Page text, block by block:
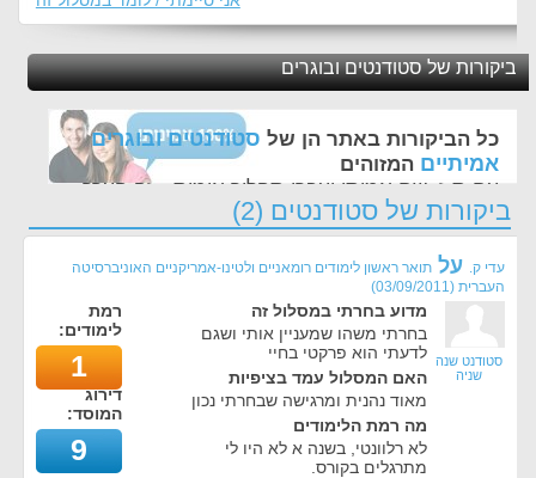
ביקורות של סטודנטים ובוגרים
כל הביקורות באתר הן של סטודנטים ובוגרים
אמיתיים המזוהים
עם ת.ז, שם אמיתי ועברו תהליך אימות - זה הערך
החשוב לנו ביותר באתר
ביקורות של סטודנטים (2)
עדי ק. על תואר ראשון לימודים רומאניים ולטינו-אמריקניים האוניברסיטה
העברית (
03/09/2011
)
סטודנט שנה
שניה
מדוע בחרתי במסלול זה
בחרתי משהו שמעניין אותי ושגם
לדעתי הוא פרקטי בחיי
האם המסלול עמד בציפיות
מאוד נהנית ומרגישה שבחרתי נכון
מה רמת הלימודים
לא רלוונטי, בשנה א לא היו לי
מתרגלים בקורס.
רמת
לימודים:
1
דירוג
המוסד:
9